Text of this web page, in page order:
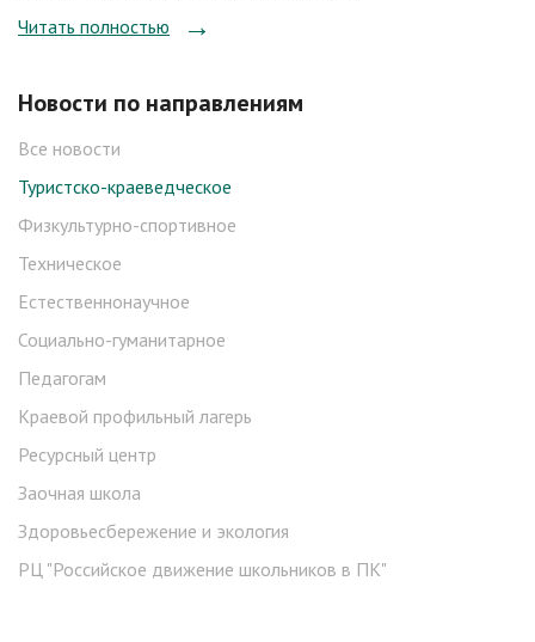
Читать полностью
Новости по направлениям
Все новости
Туристско-краеведческое
Физкультурно-спортивное
Техническое
Естественнонаучное
Социально-гуманитарное
Педагогам
Краевой профильный лагерь
Ресурсный центр
Заочная школа
Здоровьесбережение и экология
РЦ "Российское движение школьников в ПК"